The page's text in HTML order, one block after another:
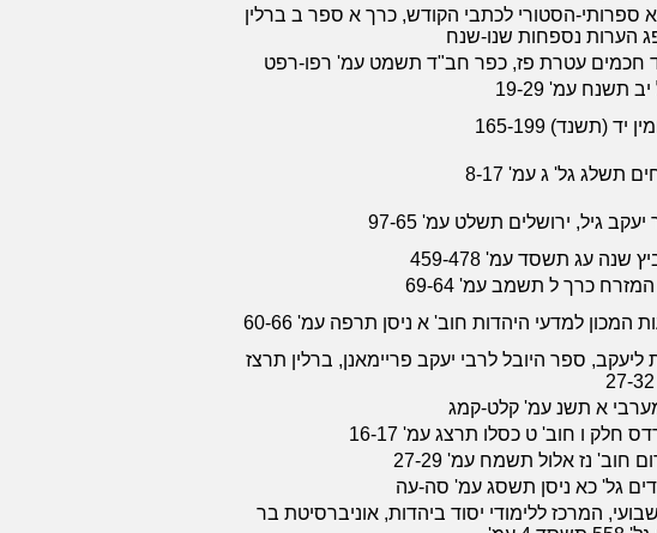
ספרותי-הסטורי לכתבי הקודש, כרך א ספר ב ברלין
הערות נספחות שנו-שנח
חכמים עטרת פז, כפר חב"ד תשמט עמ' רפו-רפט
תשנח עמ' 19-29
יד (תשנד) 165-199
תשלג גל' ג עמ' 8-17
גיל, ירושלים תשלט עמ' 97-65
שנה עג תשסד עמ' 459-478
כרך ל תשמב עמ' 69-64
המכון למדעי היהדות חוב' א ניסן תרפה עמ' 60-66
ספר היובל לרבי יעקב פריימאנן, ברלין תרצז
א תשנ עמ' קלט-קמג
חלק ו חוב' ט כסלו תרצג עמ' 16-17
חוב' נז אלול תשמח עמ' 27-29
גל' כא ניסן תשסג עמ' סה-עה
המרכז ללימודי יסוד ביהדות, אוניברסיטת בר